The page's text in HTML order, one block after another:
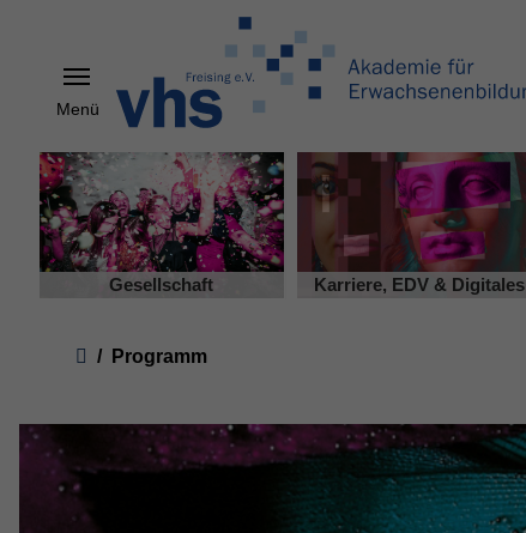
Menü
Gesellschaft Karriere, EDV & Digitales
Programm